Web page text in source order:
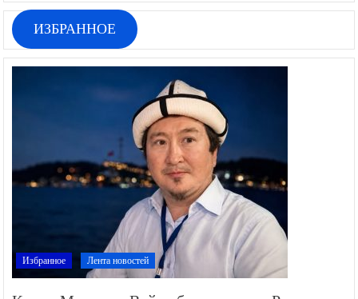
ИЗБРАННОЕ
Избранное Лента новостей